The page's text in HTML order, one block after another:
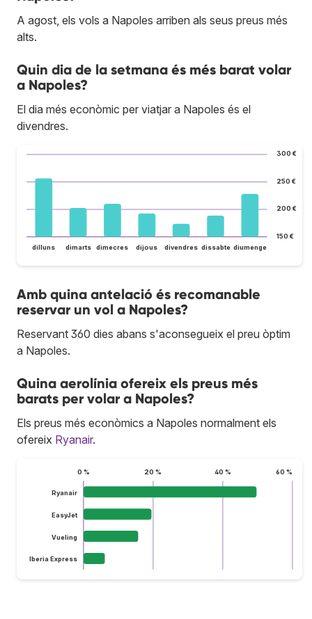
A agost, els vols a Napoles arriben als seus preus més
alts.
Quin dia de la setmana és més barat volar
a Napoles?
El dia més econòmic per viatjar a Napoles és el
divendres.
150 €
200 €
250 €
300 €
dilluns dimarts dimecres dijous divendres dissabte diumenge
Amb quina antelació és recomanable
reservar un vol a Napoles?
Reservant 360 dies abans s'aconsegueix el preu òptim
a Napoles.
Quina aerolínia ofereix els preus més
barats per volar a Napoles?
Els preus més econòmics a Napoles normalment els
ofereix Ryanair.
0 % 20 % 40 % 60 %
Ryanair
EasyJet
Vueling
Iberia Express